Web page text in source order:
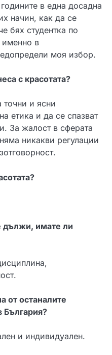
в една досадна
начин, как да се
бях студентка по
именно в
моя избор.
с красотата?
и ясни
етика и да се спазват
За жалост в сферата
никакви регулации
дължи, имате ли
от останалите
България?
и индивидуален.